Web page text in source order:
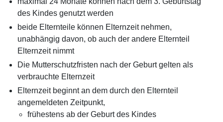
des Kindes genutzt werden
beide Elternteile können Elternzeit nehmen,
unabhängig davon, ob auch der andere Elternteil
Elternzeit nimmt
Die Mutterschutzfristen nach der Geburt gelten als
verbrauchte Elternzeit
Elternzeit beginnt an dem durch den Elternteil
angemeldeten Zeitpunkt,
frühestens ab der Geburt des Kindes